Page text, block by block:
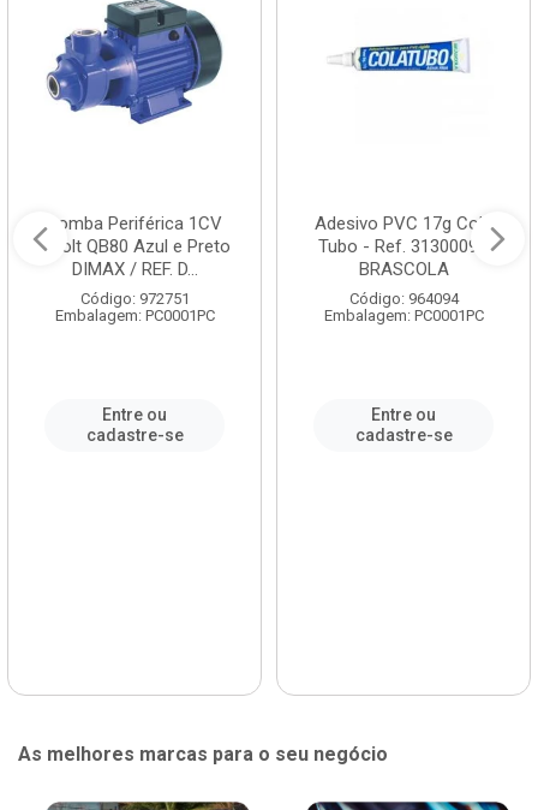
Bomba Periférica 1CV
Bivolt QB80 Azul e Preto
DIMAX / REF. D...
Código: 972751
Embalagem: PC0001PC
Entre ou
cadastre-se
Adesivo PVC 17g Cola
Tubo - Ref. 3130009 -
BRASCOLA
Código: 964094
Embalagem: PC0001PC
Entre ou
cadastre-se
As melhores marcas para o seu negócio